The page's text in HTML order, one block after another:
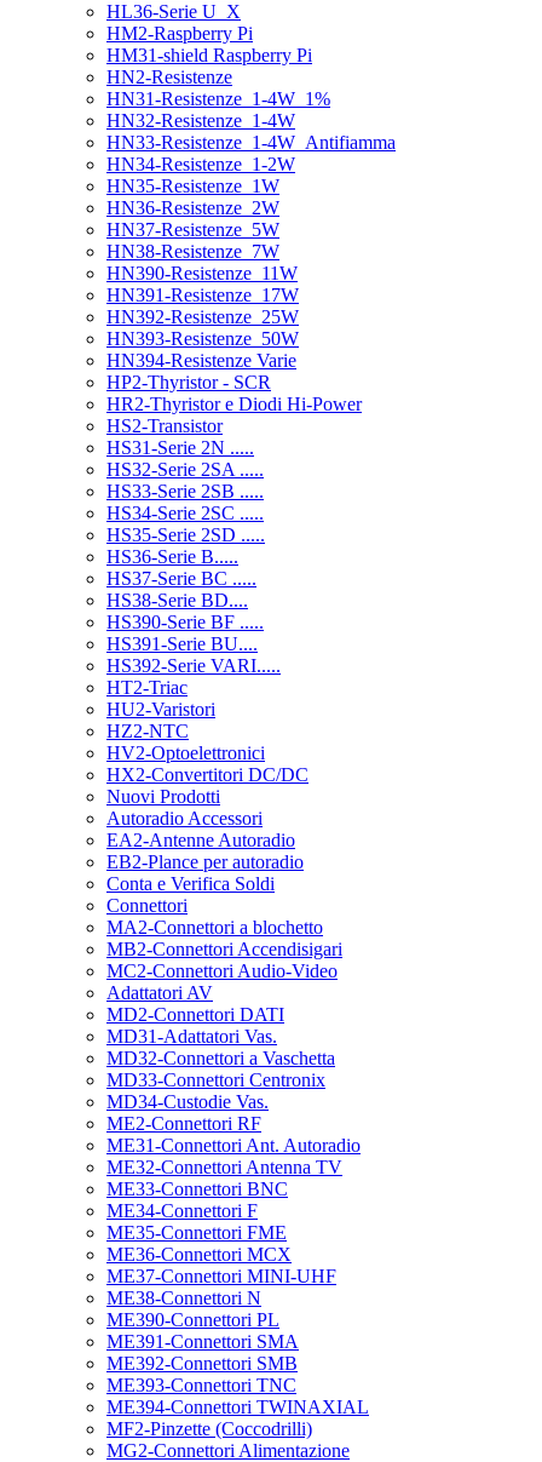
HL36-Serie U_X
HM2-Raspberry Pi
HM31-shield Raspberry Pi
HN2-Resistenze
HN31-Resistenze_1-4W_1%
HN32-Resistenze_1-4W
HN33-Resistenze_1-4W_Antifiamma
HN34-Resistenze_1-2W
HN35-Resistenze_1W
HN36-Resistenze_2W
HN37-Resistenze_5W
HN38-Resistenze_7W
HN390-Resistenze_11W
HN391-Resistenze_17W
HN392-Resistenze_25W
HN393-Resistenze_50W
HN394-Resistenze Varie
HP2-Thyristor - SCR
HR2-Thyristor e Diodi Hi-Power
HS2-Transistor
HS31-Serie 2N .....
HS32-Serie 2SA .....
HS33-Serie 2SB .....
HS34-Serie 2SC .....
HS35-Serie 2SD .....
HS36-Serie B.....
HS37-Serie BC .....
HS38-Serie BD....
HS390-Serie BF .....
HS391-Serie BU....
HS392-Serie VARI.....
HT2-Triac
HU2-Varistori
HZ2-NTC
HV2-Optoelettronici
HX2-Convertitori DC/DC
Nuovi Prodotti
Autoradio Accessori
EA2-Antenne Autoradio
EB2-Plance per autoradio
Conta e Verifica Soldi
Connettori
MA2-Connettori a blochetto
MB2-Connettori Accendisigari
MC2-Connettori Audio-Video
Adattatori AV
MD2-Connettori DATI
MD31-Adattatori Vas.
MD32-Connettori a Vaschetta
MD33-Connettori Centronix
MD34-Custodie Vas.
ME2-Connettori RF
ME31-Connettori Ant. Autoradio
ME32-Connettori Antenna TV
ME33-Connettori BNC
ME34-Connettori F
ME35-Connettori FME
ME36-Connettori MCX
ME37-Connettori MINI-UHF
ME38-Connettori N
ME390-Connettori PL
ME391-Connettori SMA
ME392-Connettori SMB
ME393-Connettori TNC
ME394-Connettori TWINAXIAL
MF2-Pinzette (Coccodrilli)
MG2-Connettori Alimentazione